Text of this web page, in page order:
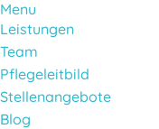
Menu
Leistungen
Team
Pflegeleitbild
Stellenangebote
Blog